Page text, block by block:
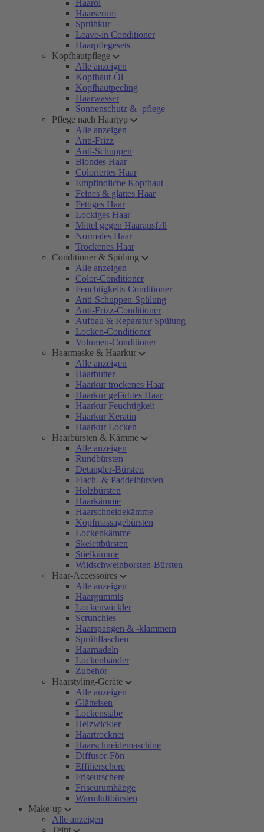
Haaröl
Haarserum
Sprühkur
Leave-in Conditioner
Haarpflegesets
Kopfhautpflege
Alle anzeigen
Kopfhaut-Öl
Kopfhautpeeling
Haarwasser
Sonnenschutz & -pflege
Pflege nach Haartyp
Alle anzeigen
Anti-Frizz
Anti-Schuppen
Blondes Haar
Coloriertes Haar
Empfindliche Kopfhaut
Feines & glattes Haar
Fettiges Haar
Lockiges Haar
Mittel gegen Haarausfall
Normales Haar
Trockenes Haar
Conditioner & Spülung
Alle anzeigen
Color-Conditioner
Feuchtigkeits-Conditioner
Anti-Schuppen-Spülung
Anti-Frizz-Conditioner
Aufbau & Reparatur Spülung
Locken-Conditioner
Volumen-Conditioner
Haarmaske & Haarkur
Alle anzeigen
Haarbutter
Haarkur trockenes Haar
Haarkur gefärbtes Haar
Haarkur Feuchtigkeit
Haarkur Keratin
Haarkur Locken
Haarbürsten & Kämme
Alle anzeigen
Rundbürsten
Detangler-Bürsten
Flach- & Paddelbürsten
Holzbürsten
Haarkämme
Haarschneidekämme
Kopfmassagebürsten
Lockenkämme
Skelettbürsten
Stielkämme
Wildschweinborsten-Bürsten
Haar-Accessoires
Alle anzeigen
Haargummis
Lockenwickler
Scrunchies
Haarspangen & -klammern
Sprühflaschen
Haarnadeln
Lockenbänder
Zubehör
Haarstyling-Geräte
Alle anzeigen
Glätteisen
Lockenstäbe
Heizwickler
Haartrockner
Haarschneidemaschine
Diffusor-Fön
Effilierschere
Friseurschere
Friseurumhänge
Warmluftbürsten
Make-up
Alle anzeigen
Teint